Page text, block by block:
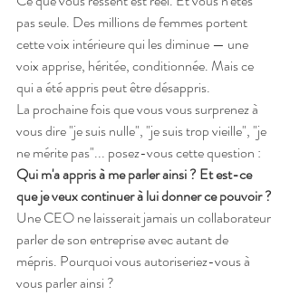
pas seule. Des millions de femmes portent
cette voix intérieure qui les diminue — une
voix apprise, héritée, conditionnée. Mais ce
qui a été appris peut être désappris.
La prochaine fois que vous vous surprenez à
vous dire "je suis nulle", "je suis trop vieille", "je
ne mérite pas"... posez-vous cette question :
Qui m'a appris à me parler ainsi ? Et est-ce
que je veux continuer à lui donner ce pouvoir ?
Une CEO ne laisserait jamais un collaborateur
parler de son entreprise avec autant de
mépris. Pourquoi vous autoriseriez-vous à
vous parler ainsi ?